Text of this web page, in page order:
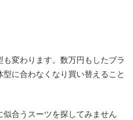
変わります。数万円もしたブラ
型に合わなくなり買い替えること
似合うスーツを探してみません